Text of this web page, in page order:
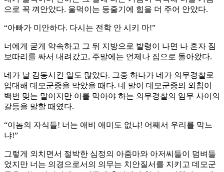
으로 꼭 껴안았다. 울먹이는 등줄기에 힘을 더 주어 안았다.
“아빠가 미안하다. 다시는 전학 안 시키 마!”
너에게 굳게 약속하고 그 뒤 지방으로 발령이 나면 나 혼자 짐
보따리를 싸서 내려갔고, 주말에는 언제나 집으로 돌아왔다.
네가 날 감동시킨 일도 많았다. 그중 하나가 네가 의무경찰로
입대해 데모군중을 막았을 때다. 네 말이 데모군중의 외침이
백번 맞는 말이지만 이를 막아야 하는 의무경찰의 임무 사이의
갈등을 말할 때였다.
“이놈의 자식들! 너는 애비 애미도 없냐! 어째서 우리를 막느
냐!”
그렇게 외치면서 절박한 심정의 아줌마와 아저씨들이 덤벼들
었지만 너는 의경으로서의 의무는 치안질서를 지키고 데모군